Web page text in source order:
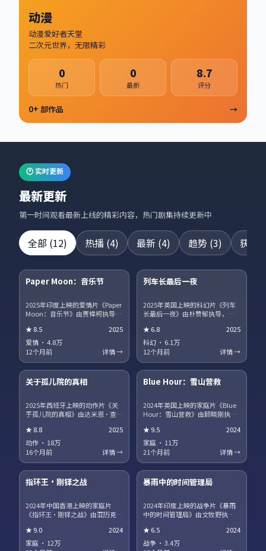
动漫
动漫爱好者天堂
二次元世界，无限精彩
0
热门
0
最新
8.7
评分
0+ 部作品 →
🕐 实时更新
最新更新
第一时间观看最新上线的精彩内容，热门剧集持续更新中
全部 (12) 热播 (4) 最新 (4) 趋势 (3) 获奖
热播
Paper Moon：音乐节
2025年印度上映的爱情片《Paper
Moon：音乐节》由贾樟柯执导，
领衔主演。职场与理想冲突被细
腻呈现，配角群像同样出彩。片
尾彩蛋值得留意，与世界观其他
作品存在联动。
★8.5
2025
爱情 · 4.8万
12个月前
详情 →
NEW
列车长最后一夜
2025年英国上映的科幻片《列车
长最后一夜》由朴赞郁执导，蒂
腾领衔主演。影片聚焦小人物在
时代洪流中的抉择，细节写实，
人物弧光完整。剧情信息含剧透
保护，建议先观看正片再浏览讨
★6.8
2025
科幻 · 6.1万
12个月前
详情 →
趋势
15集全
关于孤儿院的真相
2025年西班牙上映的动作片《关
于孤儿院的真相》由达米恩·查泽
宇、王一博领衔主演。爱情与信
仰在战争阴影下被反复考验，结
局留有回味空间。片尾彩蛋值得
留意，与世界观其他作品存在联
★8.8
2025
动作 · 18万
16个月前
详情 →
获奖
45集全
Blue Hour：雪山营救
2024年英国上映的家庭片《Blue
Hour：雪山营救》由顾晓刚执
衔主演。跨国追凶贯穿全片，动
作场面利落，文戏同样扎实。站
内提供多清晰度选择，观影体验
稳定流畅。
★9.5
2024
家庭 · 11万
21个月前
详情 →
热播
17集全
指环王·刚铎之战
2024年中国香港上映的家庭片
《指环王·刚铎之战》由亚历克斯
梅、役所广司领衔主演。科幻设
定服务于人物关系，探讨记忆、
★9.0
2024
家庭 · 12万
NEW
13集全
暴雨中的时间管理局
2024年印度上映的战争片《暴雨
中的时间管理局》由文牧野执
衔主演。法庭戏与街头戏对位，
正义主题在灰色地带被重新审
★6.5
2024
战争 · 3.4万